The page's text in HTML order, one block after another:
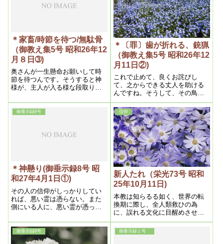
＊家畜/時節を待つ/無駄骨
（御教え集5号 昭和26年12
月８日➂)
奥さんが一生懸命お願いして時
節を待つんです。そうすると神
様が、主人が入る様な段取りに
ないですね。
＊〔罪〕歯が折れる、銃猟
（御教え集5号 昭和26年12
月11日②)
これで止めて、良くお詫びし
て、之からできる丈人を助ける
んですね。そうして、その鳥を
殺生した罪を、それによって償
って貰う。そうするのが一番良
いです。それから、御浄霊は自
分でやっても良いですから、あ
とは良くお詫びするんだ。之か
らはもうしない。そう言う事は
絶対にしないと言う事をお誓い
するんです。それが根本です
よ、そうしないと、また何かあ
りますよ、だから非常に結構で
す。
御垂示録8号
＊神懸り(御垂示録8号 昭
和27年4月1日①)
その人の信仰がしっかりしてい
れば、悪い霊は憑らない。また
側にいる人に、悪い霊が憑っ
から………それは霊が良く知っ
てますからね。憑りませんよ。
そこで、悪い霊が憑っていい加
信仰
新人たれ（栄光73号 昭和
25年10月11日)
本教は知らるる如く、世界の転
換期に際し、全人類救ひの為
に、誤れる文化に目醒めさせ、
理想的新世界を造るにある以
上、飽く迄新人たる事を心掛け
ねばならない。私がいつもいふ
御垂示録8号 御垂示録１号